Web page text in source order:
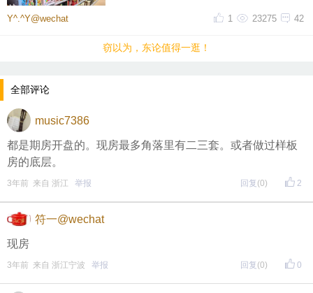
Y^.^Y@wechat 42
23275
1
窃以为，东论值得一逛！
全部评论
music7386
都是期房开盘的。现房最多角落里有二三套。或者做过样板
房的底层。
2
3年前 来自 浙江 举报 回复 (0)
符一@wechat
现房
0
3年前 来自 浙江宁波 举报 回复 (0)